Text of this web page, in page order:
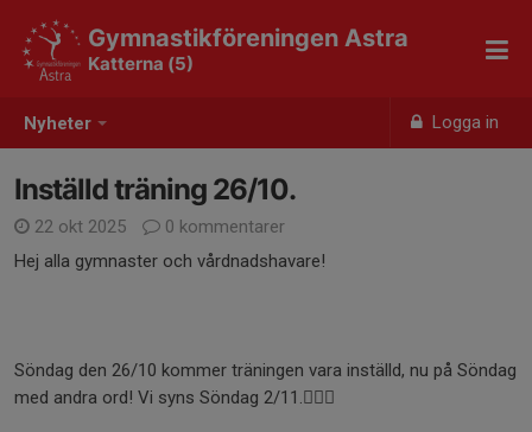
Nyheter Logga in
Gymnastikföreningen Astra
Katterna (5)
Inställd träning 26/10.
22 okt 2025
0 kommentarer
Hej alla gymnaster och vårdnadshavare!
Söndag den 26/10 kommer träningen vara inställd, nu på Söndag
med andra ord! Vi syns Söndag 2/11.🤸🏼‍♀️